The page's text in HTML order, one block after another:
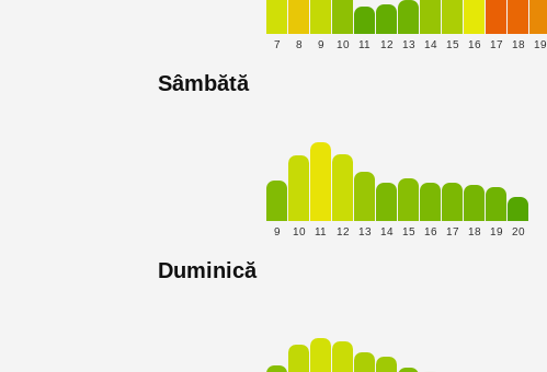
7 8 9 10 11 12 13 14 15 16 17 18 19
Sâmbătă
9 10 11 12 13 14 15 16 17 18 19 20
Duminică